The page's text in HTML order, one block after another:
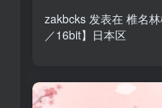
zakbcks 发表在 椎名
／16bit】日本区